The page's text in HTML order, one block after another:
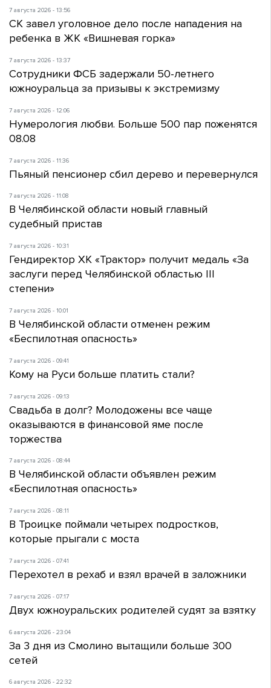
7 августа 2026 - 13:56
СК завел уголовное дело после нападения на
ребенка в ЖК «Вишневая горка»
7 августа 2026 - 13:37
Сотрудники ФСБ задержали 50-летнего
южноуральца за призывы к экстремизму
7 августа 2026 - 12:06
Нумерология любви. Больше 500 пар поженятся
08.08
7 августа 2026 - 11:36
Пьяный пенсионер сбил дерево и перевернулся
7 августа 2026 - 11:08
В Челябинской области новый главный
судебный пристав
7 августа 2026 - 10:31
Гендиректор ХК «Трактор» получит медаль «За
заслуги перед Челябинской областью III
степени»
7 августа 2026 - 10:01
В Челябинской области отменен режим
«Беспилотная опасность»
7 августа 2026 - 09:41
Кому на Руси больше платить стали?
7 августа 2026 - 09:13
Свадьба в долг? Молодожены все чаще
оказываются в финансовой яме после
торжества
7 августа 2026 - 08:44
В Челябинской области объявлен режим
«Беспилотная опасность»
7 августа 2026 - 08:11
В Троицке поймали четырех подростков,
которые прыгали с моста
7 августа 2026 - 07:41
Перехотел в рехаб и взял врачей в заложники
7 августа 2026 - 07:17
Двух южноуральских родителей судят за взятку
6 августа 2026 - 23:04
За 3 дня из Смолино вытащили больше 300
сетей
6 августа 2026 - 22:32